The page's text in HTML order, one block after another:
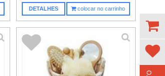
DETALHES colocar no carrinho